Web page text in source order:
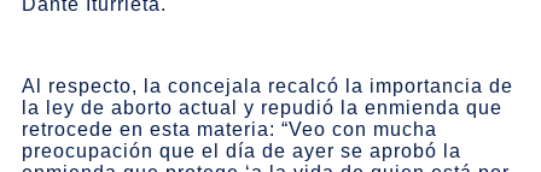
Dante Iturrieta.
Al respecto, la concejala recalcó la importancia de
la ley de aborto actual y repudió la enmienda que
retrocede en esta materia: “Veo con mucha
preocupación que el día de ayer se aprobó la